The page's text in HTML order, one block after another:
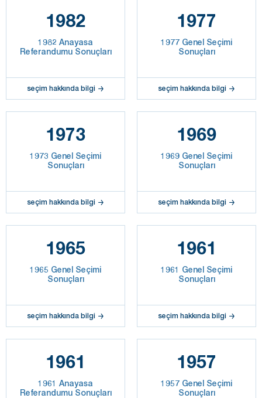
1982
1982 Anayasa
Referandumu Sonuçları
seçim hakkında bilgi
1977
1977 Genel Seçimi
Sonuçları
seçim hakkında bilgi
1973
1973 Genel Seçimi
Sonuçları
seçim hakkında bilgi
1969
1969 Genel Seçimi
Sonuçları
seçim hakkında bilgi
1965
1965 Genel Seçimi
Sonuçları
seçim hakkında bilgi
1961
1961 Genel Seçimi
Sonuçları
seçim hakkında bilgi
1961
1961 Anayasa
Referandumu Sonuçları
1957
1957 Genel Seçimi
Sonuçları